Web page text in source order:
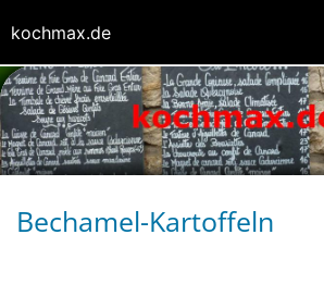
Bechamel-Kartoffeln
kochmax.de